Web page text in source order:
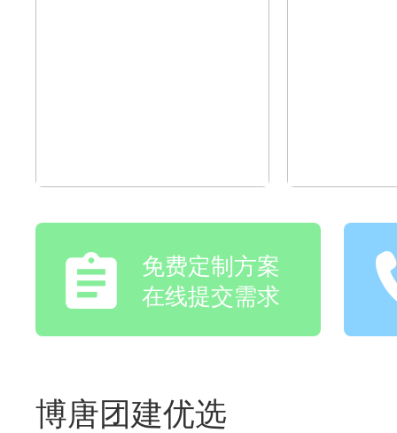
免费定制方案
在线提交需求
博唐团建优选